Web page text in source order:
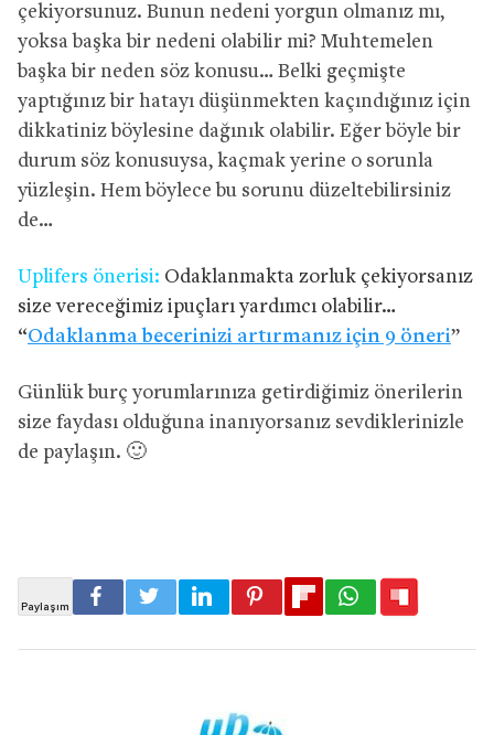
çekiyorsunuz. Bunun nedeni yorgun olmanız mı,
yoksa başka bir nedeni olabilir mi? Muhtemelen
başka bir neden söz konusu… Belki geçmişte
yaptığınız bir hatayı düşünmekten kaçındığınız için
dikkatiniz böylesine dağınık olabilir. Eğer böyle bir
durum söz konusuysa, kaçmak yerine o sorunla
yüzleşin. Hem böylece bu sorunu düzeltebilirsiniz
de…
Uplifers önerisi: Odaklanmakta zorluk çekiyorsanız
size vereceğimiz ipuçları yardımcı olabilir…
“Odaklanma becerinizi artırmanız için 9 öneri”
Günlük burç yorumlarınıza getirdiğimiz önerilerin
size faydası olduğuna inanıyorsanız sevdiklerinizle
de paylaşın. 🙂